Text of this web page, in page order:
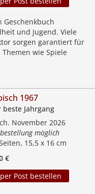
und Jugend. Viele
sorgen garantiert für
wie Spiele
1967
beste Jahrgang
November 2026
möglich
15,5 x 16 cm
€
per Post bestellen